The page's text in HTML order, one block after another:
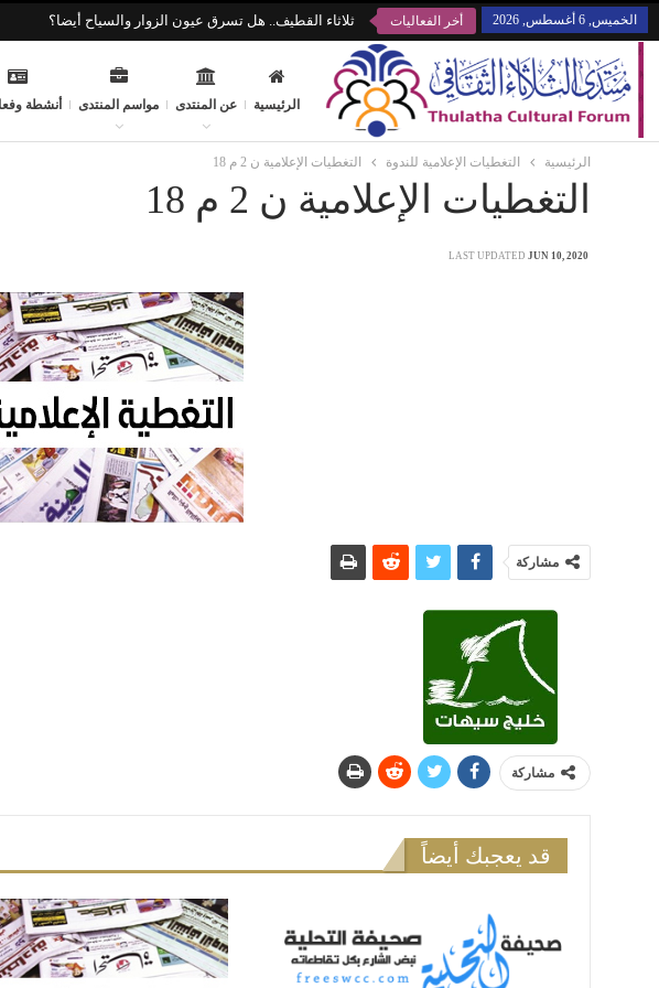
الخميس, 6 أغسطس, 2026 أخر الفعاليات ثلاثاء القطيف.. هل تسرق عيون الزوار والسياح أيضا؟
الرئيسية عن المنتدى مواسم المنتدى أنشطة
الرئيسية التغطيات الإعلامية للندوة التغطيات الإعلامية ن 2 م 18
التغطيات الإعلامية ن 2 م 18
LAST UPDATED JUN 10, 2020
مشاركة
مشاركة
قد يعجبك أيضاً